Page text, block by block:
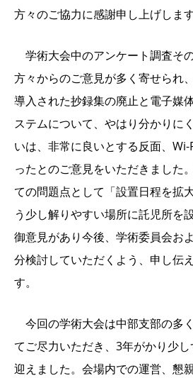
方々のご協力に感謝申し上げします
学術大会中のアンケート調査そ
方々からのご意見が多く寄せられ
導入された抄録集の廃止と電子媒
ステムについて、やはり分かりに
いは、非常に良いとする反面、
ったとのご意見をいただきました
ての問題点として「設置日程を拡
う少し解りやすい場所に託児所を
御意見があり今後、学術委員会お
分検討していただくよう、申し伝
す。
今回の学術大会は中部支部の多
てご尽力いただき、3年がかり少
迎えました。会場内での運営、懇